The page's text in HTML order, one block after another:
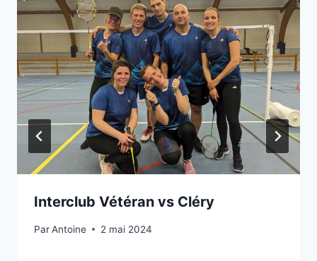
Interclub Vétéran vs Cléry
ParAntoine 2 mai 2024